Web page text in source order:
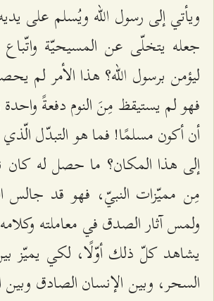
ويأتي إلى رسول الله ويُسلم على
جعله يتخلّى عن المسيحيّة
ليؤمن برسول الله؟ هذا الأمر لم
فهو لم يستيقظ مِنَ النوم دفعةً واحدة
أن أكون مسلمًا! فما هو التبدّل
إلى هذا المكان؟ ما حصل له كان
مِن مميّزات النبيّ، فهو قد جالس
ولمس آثار الصدق في معاملته
يشاهد كلّ ذلك أوّلًا، لكي يميّز
السحر، وبين الإنسان الصادق وبين